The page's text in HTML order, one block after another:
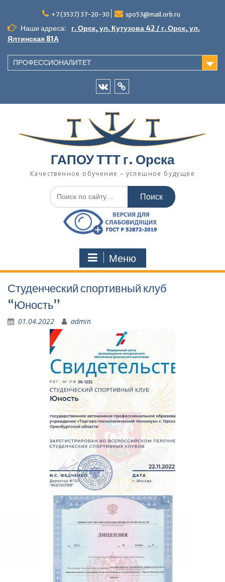
содержимому
+7 (3537) 37-20-30 spo53@mail.orb.ru
Наши адреса:
г. Орск, ул. Кутузова 42 / г. Орск, ул.
Ялтинская 81А
ПРОФЕССИОНАЛИТЕТ
ГАПОУ ТТТ г. Орска
Качественное обучение – успешное будущее
Искать:
Меню
Студенческий спортивный клуб
“Юность”
01.04.2022 admin